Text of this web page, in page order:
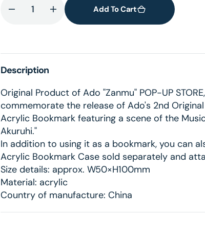
Decrease
Eien
Akuruhi
Acrylic
Bookmark
Increase
quantity
Eien
Acrylic
Bookmark
Add To Cart
Description
Original Product of Ado "Zanmu" POP-UP
commemorate the release of Ado's 2nd Original
Acrylic Bookmark featuring a scene of the
Akuruhi."
In addition to using it as a bookmark, you can
Acrylic Bookmark Case sold separately and
Size details: approx. W50×H100mm
Material: acrylic
Country of manufacture: China